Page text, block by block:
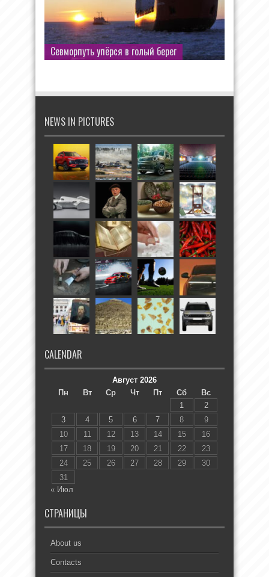
Севморпуть упёрся в голый берег
NEWS IN PICTURES
CALENDAR
Август 2026
Пн
Вт Ср Чт Пт Сб
Вс
1
2
3
4 5 6 7 8
9
10
11 12 13 14 15
16
17
18 19 20 21 22
23
24
25 26 27 28 29
30
31
« Июл
СТРАНИЦЫ
About us
Contacts